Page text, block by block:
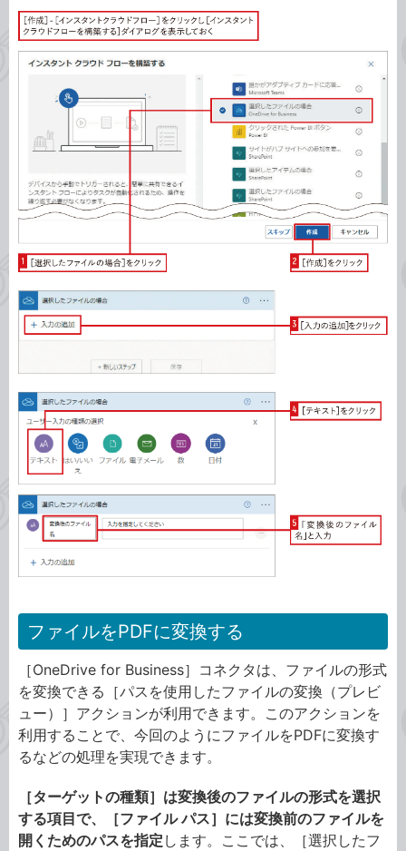
ファイルをPDFに変換する
［OneDrive for Business］コネクタは、ファイルの形式
を変換できる［パスを使用したファイルの変換（プレビ
ュー）］アクションが利用できます。このアクションを
利用することで、今回のようにファイルをPDFに変換す
るなどの処理を実現できます。
［ターゲットの種類］は変換後のファイルの形式を選択
する項目で、［ファイル パス］には変換前のファイルを
開くためのパスを指定 します。ここでは、［選択したフ